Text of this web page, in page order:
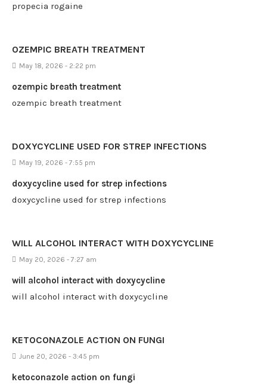
propecia rogaine
OZEMPIC BREATH TREATMENT
May 18, 2026 - 2:22 pm
ozempic breath treatment
ozempic breath treatment
DOXYCYCLINE USED FOR STREP INFECTIONS
May 19, 2026 - 7:55 pm
doxycycline used for strep infections
doxycycline used for strep infections
WILL ALCOHOL INTERACT WITH DOXYCYCLINE
May 20, 2026 - 7:27 am
will alcohol interact with doxycycline
will alcohol interact with doxycycline
KETOCONAZOLE ACTION ON FUNGI
June 20, 2026 - 3:45 pm
ketoconazole action on fungi